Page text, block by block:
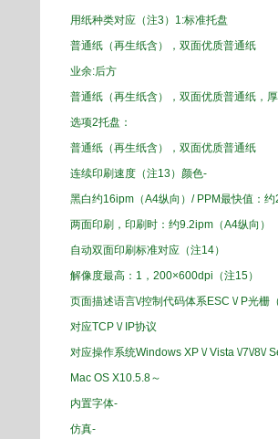
用纸种类对应（注3 ） 1:标准托盘
普通纸（再生纸含）， 双面优质普通纸
业余:后方
普通纸（再生纸含）， 双面优质普通纸，
选项2托盘 ：
普通纸（再生纸含）， 双面优质普通纸
连续印刷速度（注13 ）颜色-
黑白约16ipm（A4纵向） /PPM最快值 ：约
两面印刷， 印刷 时： 约9.2ipm（A4纵向）
自动双面印刷标准对应（注14）
解像度最高：1 ， 200×600dpi （注15）
页面描述语言\/控制 代码体系ESC \/P光栅
对应TCP\/IP协议
对应操作系统WindowsXP\/Vista\/7\/8\/
MacOSX10.5.8～
内置字体‐
仿真‐